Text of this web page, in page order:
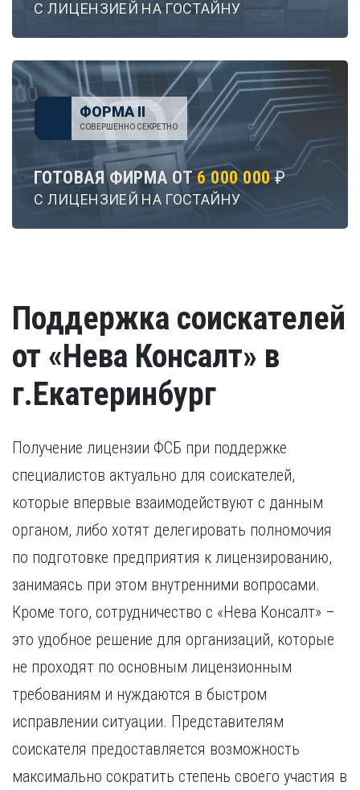
С ЛИЦЕНЗИЕЙ НА ГОСТАЙНУ
ФОРМА II
СОВЕРШЕННО СЕКРЕТНО
ГОТОВАЯ ФИРМА ОТ6 000 000 ₽
С ЛИЦЕНЗИЕЙ НА ГОСТАЙНУ
Поддержка соискателей
от «Нева Консалт» в
г.Екатеринбург
Получение лицензии ФСБ при поддержке
специалистов актуально для соискателей,
которые впервые взаимодействуют с данным
органом, либо хотят делегировать полномочия
по подготовке предприятия к лицензированию,
занимаясь при этом внутренними вопросами.
Кроме того, сотрудничество с «Нева Консалт» –
это удобное решение для организаций, которые
не проходят по основным лицензионным
требованиям и нуждаются в быстром
исправлении ситуации. Представителям
соискателя предоставляется возможность
максимально сократить степень своего участия в